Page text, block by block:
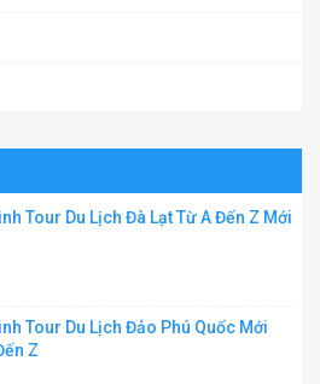
Tour Du Lịch Đà Lạt Từ A Đến Z Mới
Tour Du Lịch Đảo Phú Quốc Mới
Z